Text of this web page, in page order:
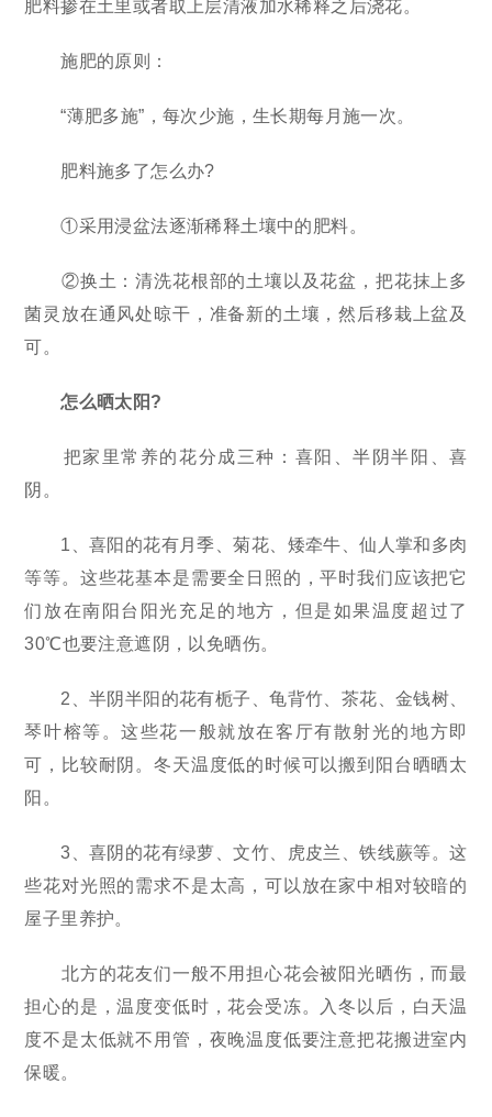
肥料掺在土里或者取上层清液加水稀释之后浇花。
施肥的原则：
“薄肥多施”，每次少施，生长期每月施一次。
肥料施多了怎么办?
①采用浸盆法逐渐稀释土壤中的肥料。
②换土：清洗花根部的土壤以及花盆，把花抹上多
菌灵放在通风处晾干，准备新的土壤，然后移栽上盆及
可。
怎么晒太阳?
把家里常养的花分成三种：喜阳、半阴半阳、喜
阴。
1、喜阳的花有月季、菊花、矮牵牛、仙人掌和多肉
等等。这些花基本是需要全日照的，平时我们应该把它
们放在南阳台阳光充足的地方，但是如果温度超过了
30℃也要注意遮阴，以免晒伤。
2、半阴半阳的花有栀子、龟背竹、茶花、金钱树、
琴叶榕等。这些花一般就放在客厅有散射光的地方即
可，比较耐阴。冬天温度低的时候可以搬到阳台晒晒太
阳。
3、喜阴的花有绿萝、文竹、虎皮兰、铁线蕨等。这
些花对光照的需求不是太高，可以放在家中相对较暗的
屋子里养护。
北方的花友们一般不用担心花会被阳光晒伤，而最
担心的是，温度变低时，花会受冻。入冬以后，白天温
度不是太低就不用管，夜晚温度低要注意把花搬进室内
保暖。